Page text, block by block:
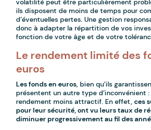
volatilité peut être particulièrement
ils disposent de moins de temps pour
d’éventuelles pertes. Une gestion
donc à adapter la répartition de vos
fonction de votre âge et de votre
Le rendement limité des
euros
Les fonds en euros, bien qu’ils
présentent un autre type d’inconvénient :
rendement moins attractif. En effet,ces
pour leur sécurité, ont vu leurs taux de
diminuer progressivement au fil des